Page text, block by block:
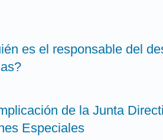
es el responsable del
de la Junta
Especiales